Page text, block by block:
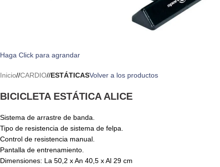
Haga Click para agrandar
Inicio/ CARDIO/ ESTÁTICASVolver a los productos
BICICLETA ESTÁTICA ALICE
Sistema de arrastre de banda.
Tipo de resistencia de sistema de felpa.
Control de resistencia manual.
Pantalla de entrenamiento.
Dimensiones: La 50,2 x An 40,5 x Al 29 cm